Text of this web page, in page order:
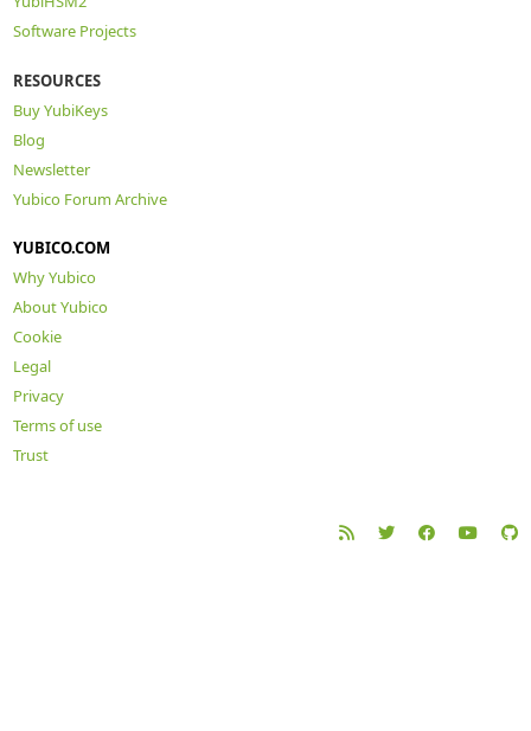
Software Projects
RESOURCES
Buy YubiKeys
Blog
Newsletter
Yubico Forum Archive
YUBICO.COM
Why Yubico
About Yubico
Cookie
Legal
Privacy
Terms of use
Trust